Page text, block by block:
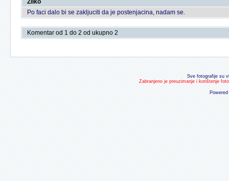
Zilko
Po faci dalo bi se zakljuciti da je postenjacina, nadam se.
Komentar od 1 do 2 od ukupno 2
Sve fotografije su
Zabranjeno je preuzimanje i korištenje